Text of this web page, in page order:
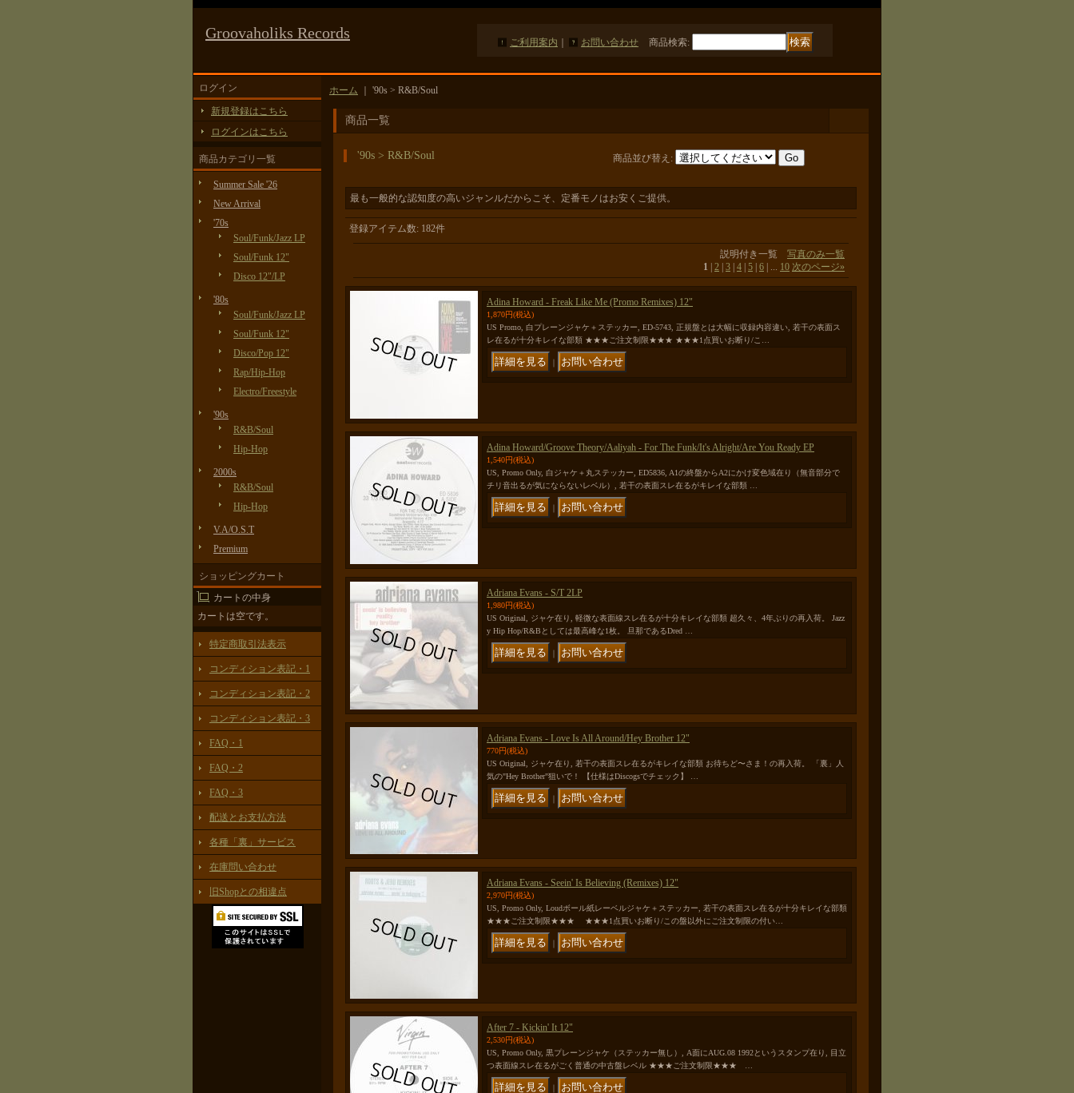
Groovaholiks Records
ご利用案内 お問い合わせ 商品検索:
ログイン
新規登録はこちら
ログインはこちら
商品カテゴリ一覧
Summer Sale '26
New Arrival
'70s
Soul/Funk/Jazz LP
Soul/Funk 12"
Disco 12"/LP
'80s
Soul/Funk/Jazz LP
Soul/Funk 12"
Disco/Pop 12"
Rap/Hip-Hop
Electro/Freestyle
'90s
R&B/Soul
Hip-Hop
2000s
R&B/Soul
Hip-Hop
V.A/O.S.T
Premium
ショッピングカート
カートの中身
カートは空です。
特定商取引法表示
コンディション表記・1
コンディション表記・2
コンディション表記・3
FAQ・1
FAQ・2
FAQ・3
配送とお支払方法
各種「裏」サービス
在庫問い合わせ
旧Shopとの相違点
ホーム '90s > R&B/Soul
商品一覧
'90s > R&B/Soul 商品並び替え :
最も一般的な認知度の高いジャンルだからこそ、定番モノはお安くご提供。
登録アイテム数: 182件
説明付き一覧 写真のみ一覧
1 2 3 4 5 6 ... 10 次のページ»
Adina Howard - Freak Like Me (Promo Remixes) 12"
1,870円(税込)
US Promo, 白プレーンジャケ＋ステッカー, ED-5743, 正規盤とは大幅に収録内容違い, 若干の表面ス
レ在るが十分キレイな部類 ★★★ご注文制限★★★ ★★★1点買いお断り/こ…
｜
Adina Howard/Groove Theory/Aaliyah - For The Funk/It's Alright/Are You Ready EP
1,540円(税込)
US, Promo Only, 白ジャケ＋丸ステッカー, ED5836, A1の終盤からA2にかけ変色域在り（無音部分で
チリ音出るが気にならないレベル）, 若干の表面スレ在るがキレイな部類 …
｜
Adriana Evans - S/T 2LP
1,980円(税込)
US Original, ジャケ在り, 軽微な表面線スレ在るが十分キレイな部類 超久々、4年ぶりの再入荷。 Jazz
y Hip Hop/R&Bとしては最高峰な1枚。 旦那であるDred …
｜
Adriana Evans - Love Is All Around/Hey Brother 12"
770円(税込)
US Original, ジャケ在り, 若干の表面スレ在るがキレイな部類 お待ちど〜さま！の再入荷。 「裏」人
気の"Hey Brother"狙いで！ 【仕様はDiscogsでチェック】 …
｜
Adriana Evans - Seein' Is Believing (Remixes) 12"
2,970円(税込)
US, Promo Only, Loudボール紙レーベルジャケ＋ステッカー, 若干の表面スレ在るが十分キレイな部類
★★★ご注文制限★★★ ★★★1点買いお断り/この盤以外にご注文制限の付い…
｜
After 7 - Kickin' It 12"
2,530円(税込)
US, Promo Only, 黒プレーンジャケ（ステッカー無し）, A面にAUG.08 1992というスタンプ在り, 目立
つ表面線スレ在るがごく普通の中古盤レベル ★★★ご注文制限★★★ …
｜